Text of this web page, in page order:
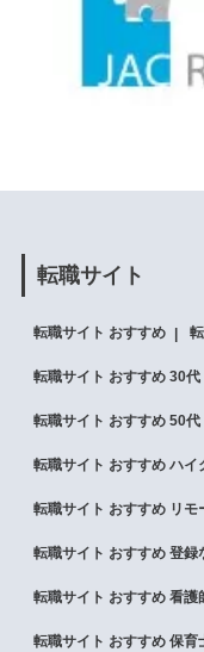
転職サイト
転職サイト おすすめ
転職サイト おすすめ 30代
転職サイト おすすめ 50代
転職サイト おすすめ ハイ
転職サイト おすすめ リモ
転職サイト おすすめ 登録
転職サイト おすすめ 看護
転職サイト おすすめ 保育